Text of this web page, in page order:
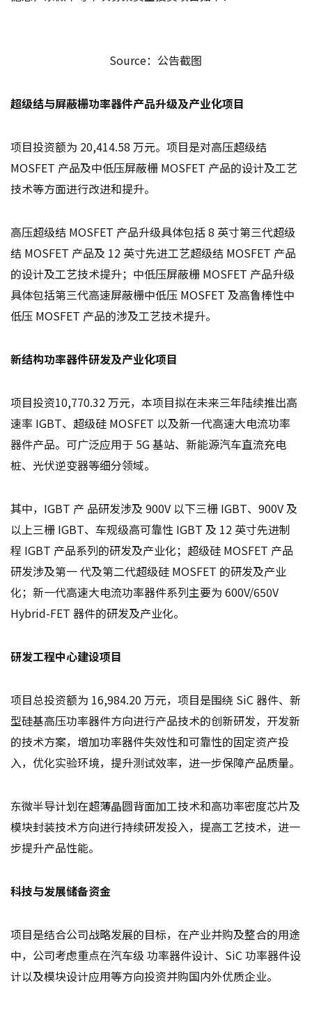
Source：公告截图
超级结与屏蔽栅功率器件产品升级及产业化项目
项目投资额为 20,414.58 万元。项目是对高压超级结
MOSFET 产品及中低压屏蔽栅 MOSFET 产品的设计及工艺
技术等方面进行改进和提升。
高压超级结 MOSFET 产品升级具体包括 8 英寸第三代超级
结 MOSFET 产品及 12 英寸先进工艺超级结 MOSFET 产品
的设计及工艺技术提升；中低压屏蔽栅 MOSFET 产品升级
具体包括第三代高速屏蔽栅中低压 MOSFET 及高鲁棒性中
低压 MOSFET 产品的涉及工艺技术提升。
新结构功率器件研发及产业化项目
项目投资10,770.32 万元，本项目拟在未来三年陆续推出高
速率 IGBT、超级硅 MOSFET 以及新一代高速大电流功率
器件产品。可广泛应用于 5G 基站、新能源汽车直流充电
桩、光伏逆变器等细分领域。
其中，IGBT 产 品研发涉及 900V 以下三栅 IGBT、900V 及
以上三栅 IGBT、车规级高可靠性 IGBT 及 12 英寸先进制
程 IGBT 产品系列的研发及产业化；超级硅 MOSFET 产品
研发涉及第一 代及第二代超级硅 MOSFET 的研发及产业
化；新一代高速大电流功率器件系列主要为 600V/650V
Hybrid-FET 器件的研发及产业化。
研发工程中心建设项目
项目总投资额为 16,984.20 万元，项目是围绕 SiC 器件、新
型硅基高压功率器件方向进行产品技术的创新研发，开发新
的技术方案，增加功率器件失效性和可靠性的固定资产投
入，优化实验环境，提升测试效率，进一步保障产品质量。
东微半导计划在超薄晶圆背面加工技术和高功率密度芯片及
模块封装技术方向进行持续研发投入，提高工艺技术，进一
步提升产品性能。
科技与发展储备资金
项目是结合公司战略发展的目标，在产业并购及整合的用途
中，公司考虑重点在汽车级 功率器件设计、SiC 功率器件设
计以及模块设计应用等方向投资并购国内外优质企业。